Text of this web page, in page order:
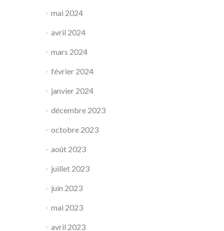
mai 2024
avril 2024
mars 2024
février 2024
janvier 2024
décembre 2023
octobre 2023
août 2023
juillet 2023
juin 2023
mai 2023
avril 2023